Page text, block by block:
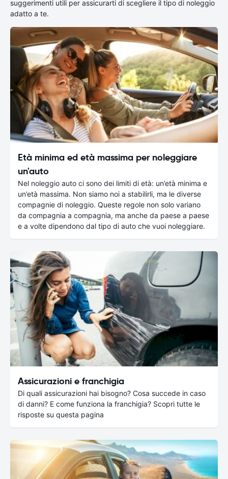
suggerimenti utili per assicurarti di scegliere il tipo di noleggio
adatto a te.
Età minima ed età massima per noleggiare
un'auto
Nel noleggio auto ci sono dei limiti di età: un’età minima e
un’età massima. Non siamo noi a stabilirli, ma le diverse
compagnie di noleggio. Queste regole non solo variano
da compagnia a compagnia, ma anche da paese a paese
e a volte dipendono dal tipo di auto che vuoi noleggiare.
Assicurazioni e franchigia
Di quali assicurazioni hai bisogno? Cosa succede in caso
di danni? E come funziona la franchigia? Scopri tutte le
risposte su questa pagina